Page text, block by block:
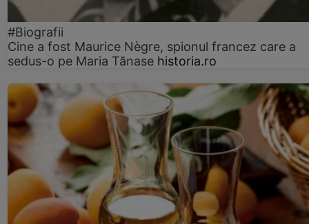
#Biografii
Cine a fost Maurice Nègre, spionul francez care a
sedus-o pe Maria Tănase historia.ro